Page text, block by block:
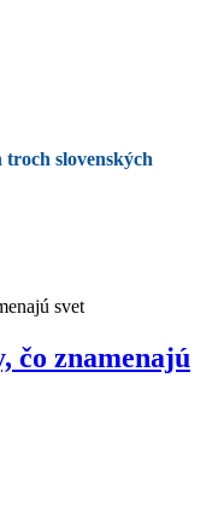
troch slovenských
svet
čo znamenajú